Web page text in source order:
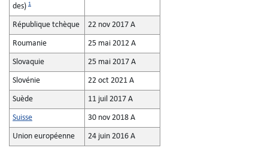
des) 1
République tchèque 22 nov 2017 A
Roumanie 25 mai 2012 A
Slovaquie 25 mai 2017 A
Slovénie 22 oct 2021 A
Suède 11 juil 2017 A
Suisse 30 nov 2018 A
Union européenne 24 juin 2016 A